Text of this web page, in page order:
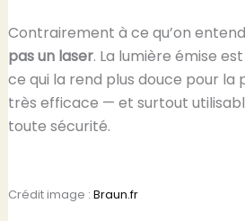
Contrairement à ce qu’on
pas un laser. La lumière émise
ce qui la rend plus douce pour
très efficace — et surtout
toute sécurité.
Crédit image : Braun.fr